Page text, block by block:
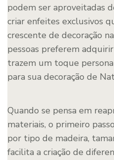
podem ser aproveitadas
criar enfeites exclusivos
crescente de decoração
pessoas preferem
trazem um toque
para sua decoração de
Quando se pensa em
materiais, o primeiro
por tipo de madeira,
facilita a criação de